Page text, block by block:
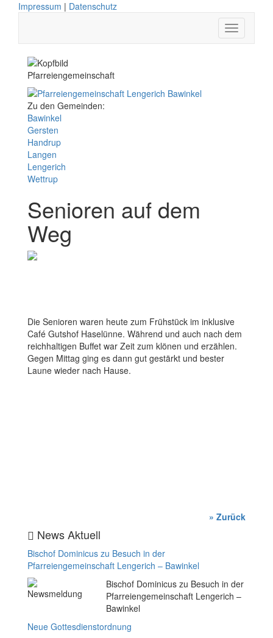
Impressum | Datenschutz
Pfarreiengemeinschaft
Zu den Gemeinden:
Bawinkel
Gersten
Handrup
Langen
Lengerich
Wettrup
Senioren auf dem
Weg
Die Senioren waren heute zum Frühstück im inklusive
Café Gutshof Haselünne. Während und auch nach dem
reichhaltigen Buffet war Zeit zum klönen und erzählen.
Gegen Mittag ging es dann gut gestärkt und bester
Laune wieder nach Hause.
» Zurück
News Aktuell
Bischof Dominicus zu Besuch in der
Pfarreiengemeinschaft Lengerich – Bawinkel
Bischof Dominicus zu Besuch in der
Pfarreiengemeinschaft Lengerich –
Bawinkel
Neue Gottesdienstordnung